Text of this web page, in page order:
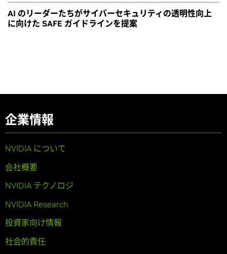
AI のリーダーたちがサイバーセキュリティの透明性向上
に向けた SAFE ガイドラインを提案
企業情報
NVIDIA について
会社概要
NVIDIA テクノロジ
NVIDIA Research
投資家向け情報
社会的責任